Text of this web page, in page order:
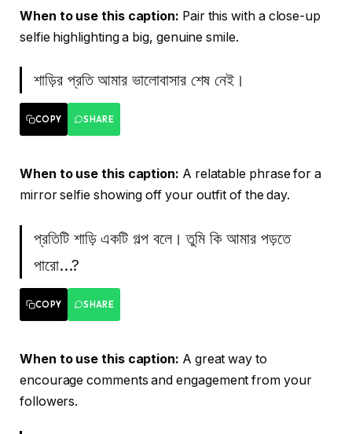
When to use this caption: Pair this with a close-up
selfie highlighting a big, genuine smile.
শাড়ির প্রতি আমার ভালোবাসার শেষ নেই।
COPY SHARE
When to use this caption: A relatable phrase for a
mirror selfie showing off your outfit of the day.
প্রতিটি শাড়ি একটি গল্প বলে। তুমি কি আমার পড়তে
পারো…?
COPY SHARE
When to use this caption: A great way to
encourage comments and engagement from your
followers.